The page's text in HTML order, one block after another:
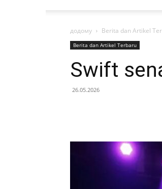
додому Berita dan Artikel
Berita dan Artikel Terbaru
Swift
26.05.2026